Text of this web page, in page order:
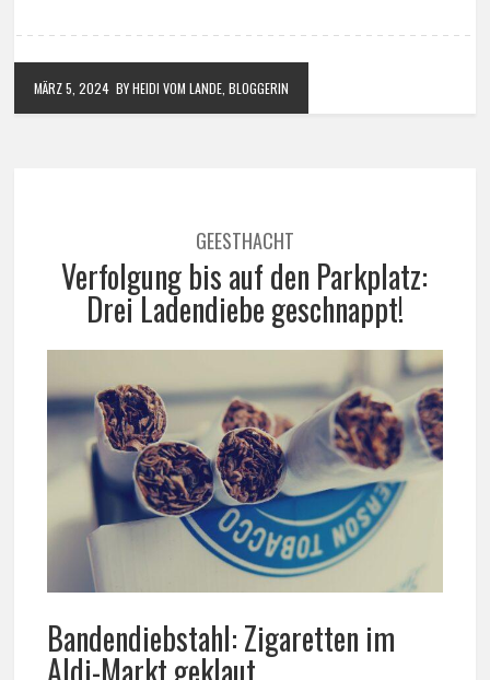
MÄRZ 5, 2024 BY HEIDI VOM LANDE, BLOGGERIN
GEESTHACHT
Verfolgung bis auf den Parkplatz:
Drei Ladendiebe geschnappt!
Bandendiebstahl: Zigaretten im
Aldi-Markt geklaut.